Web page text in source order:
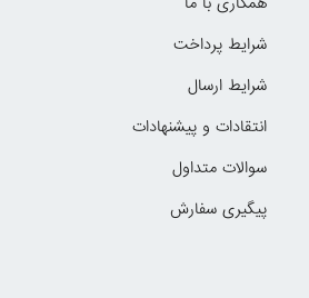
شرایط پرداخت
شرایط ارسال
انتقادات و پیشنهادات
سوالات متداول
پیگیری سفارش